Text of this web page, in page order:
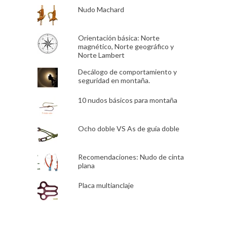
Nudo Machard
Orientación básica: Norte
magnético, Norte geográfico y
Norte Lambert
Decálogo de comportamiento y
seguridad en montaña.
10 nudos básicos para montaña
Ocho doble VS As de guía doble
Recomendaciones: Nudo de cinta
plana
Placa multianclaje